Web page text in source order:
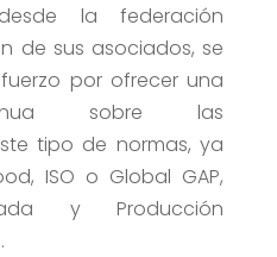
la federación
de sus asociados, se
por ofrecer una
sobre las
tipo de normas, ya
ISO o Global GAP,
y Producción